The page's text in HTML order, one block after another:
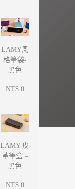
LAMY風
格筆袋-
黑色
NT$ 0
LAMY 皮
革筆盒 –
黑色
NT$ 0